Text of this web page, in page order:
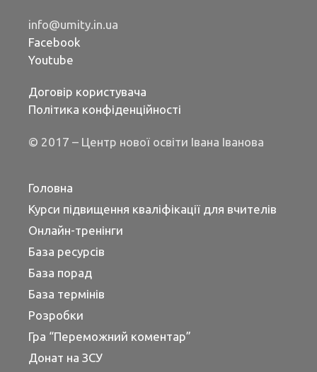
info@umity.in.ua
Facebook
Youtube
Договір користувача
Політика конфіденційності
© 2017 – Центр нової освіти Івана Іванова
Головна
Курси підвищення кваліфікації для вчителів
Онлайн-тренінги
База ресурсів
База порад
База термінів
Розробки
Гра “Переможний коментар”
Донат на ЗСУ